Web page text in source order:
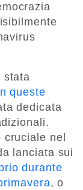
stata
queste
dedicata
nel
lanciata sui
durante
, o